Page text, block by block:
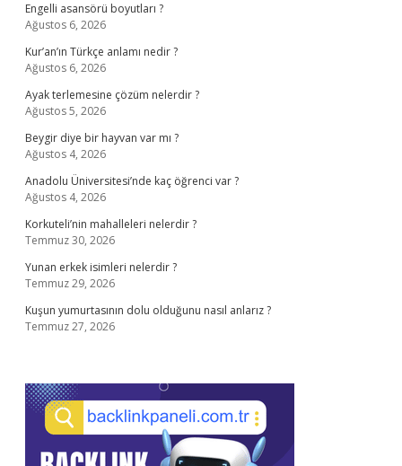
Engelli asansörü boyutları ?
Ağustos 6, 2026
Kur’an’ın Türkçe anlamı nedir ?
Ağustos 6, 2026
Ayak terlemesine çözüm nelerdir ?
Ağustos 5, 2026
Beygir diye bir hayvan var mı ?
Ağustos 4, 2026
Anadolu Üniversitesi’nde kaç öğrenci var ?
Ağustos 4, 2026
Korkuteli’nin mahalleleri nelerdir ?
Temmuz 30, 2026
Yunan erkek isimleri nelerdir ?
Temmuz 29, 2026
Kuşun yumurtasının dolu olduğunu nasıl anlarız ?
Temmuz 27, 2026